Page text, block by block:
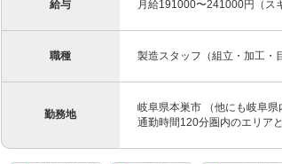
給与 月給191000〜241000円（ス
職種 製造スタッフ（組立・加工・
勤務地
岐阜県本巣市 （他にも岐阜
通勤時間120分圏内のエリア